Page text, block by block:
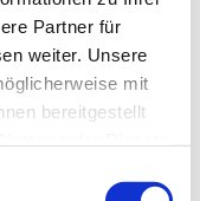
Partner für
weiter. Unsere
mit
bereitgestellt